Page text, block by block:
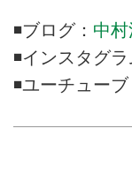
◾️ブログ： 中
◾️インスタグラ
◾️ユーチューブ